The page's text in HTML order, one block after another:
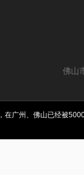
佛山
广州、佛山已经被